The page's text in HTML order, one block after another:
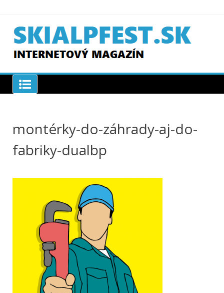
content
SKIAPLFEST.SK
montérky-do-záhrady-aj-do-
fabriky-dualbp